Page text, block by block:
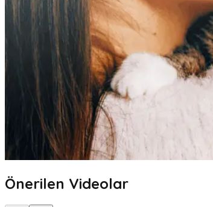
Önerilen Videolar